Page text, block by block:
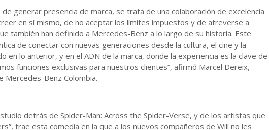
generar presencia de marca, se trata de una colaboración de excelencia
en sí mismo, de no aceptar los límites impuestos y de atreverse a
también han definido a Mercedes-Benz a lo largo de su historia. Este
de conectar con nuevas generaciones desde la cultura, el cine y la
en lo anterior, y en el ADN de la marca, donde la experiencia es la clave de
funciones exclusivas para nuestros clientes”, afirmó Marcel Dereix,
Mercedes-Benz Colombia.
detrás de Spider-Man: Across the Spider-Verse, y de los artistas que
trae esta comedia en la que a los nuevos compañeros de Will no les